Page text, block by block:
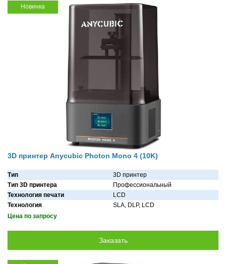
Новинка
3D принтер Anycubic Photon Mono 4 (10K)
Тип
3D принтер
Тип 3D принтера
Профессиональный
Технология печати
LCD
Технология
SLA, DLP, LCD
Цена по запросу